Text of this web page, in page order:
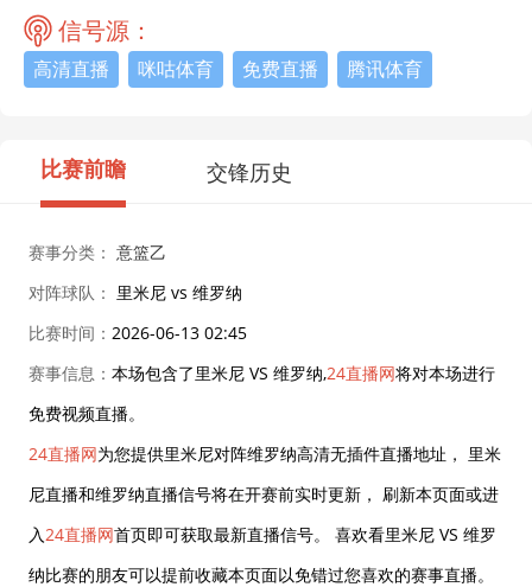
信号源：
高清直播 咪咕体育 免费直播 腾讯体育
比赛前瞻 交锋历史
赛事分类： 意篮乙
对阵球队： 里米尼 vs 维罗纳
比赛时间： 2026-06-13 02:45
赛事信息： 本场包含了里米尼 VS 维罗纳,24直播网将对本场进行
免费视频直播。
24直播网为您提供里米尼对阵维罗纳高清无插件直播地址， 里米
尼直播和维罗纳直播信号将在开赛前实时更新， 刷新本页面或进
入24直播网首页即可获取最新直播信号。 喜欢看里米尼 VS 维罗
纳比赛的朋友可以提前收藏本页面以免错过您喜欢的赛事直播。